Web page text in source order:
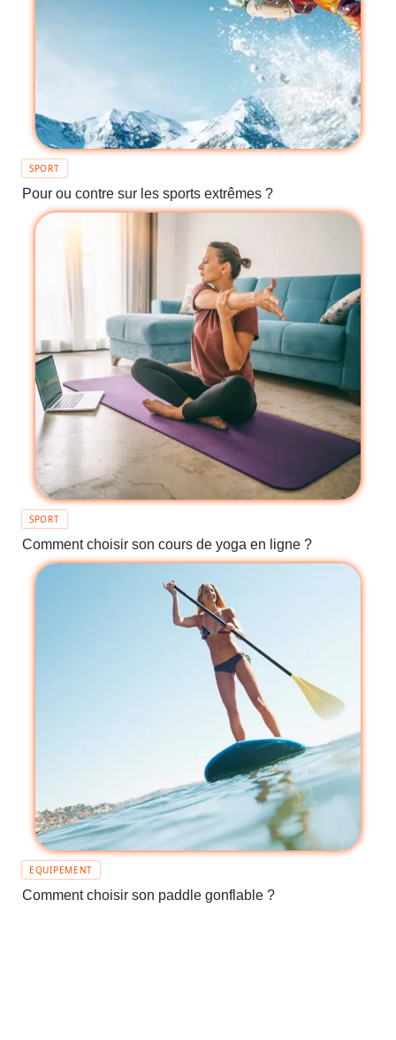
SPORT
Pour ou contre sur les sports extrêmes ?
SPORT
Comment choisir son cours de yoga en ligne ?
EQUIPEMENT
Comment choisir son paddle gonflable ?